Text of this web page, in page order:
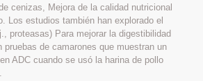
cenizas, Mejora de la calidad nutricional
Los estudios también han explorado el
proteasas) Para mejorar la digestibilidad
de camarones que muestran un
ADC cuando se usó la harina de pollo